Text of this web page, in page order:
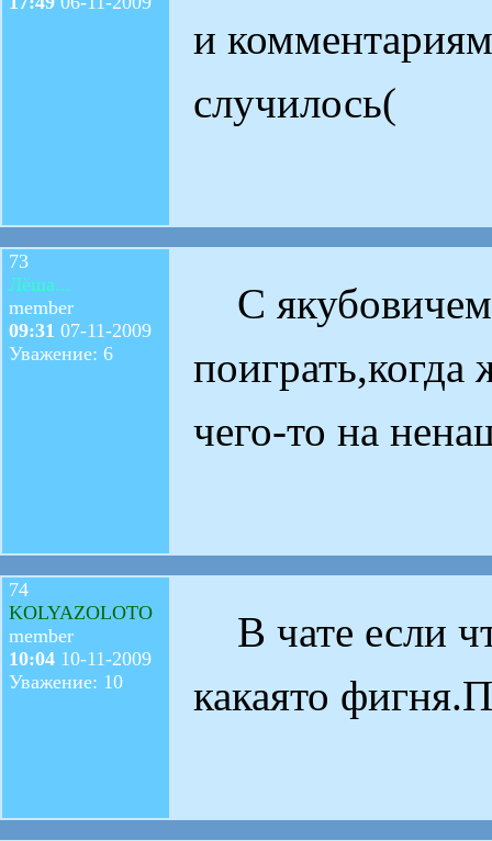
и
случилось(
73
Лёша...
member
09:31 07-11-2009
Уважение: 6
С якубовичем
поиграть,когда
чего-то на
74
KOLYAZOLOTO
member
10:04 10-11-2009
Уважение: 10
В чате если
какаято